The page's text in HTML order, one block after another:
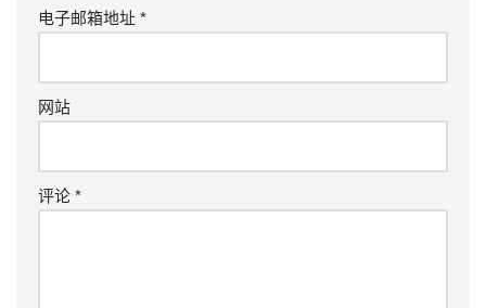
电子邮箱地址 *
网站
评论 *